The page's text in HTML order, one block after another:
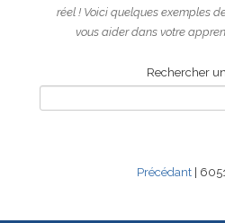
réel ! Voici quelques exemples
vous aider dans votre
Rechercher
Précédant|